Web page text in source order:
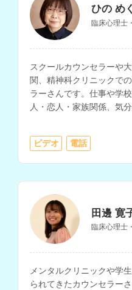
ひの め
臨床心理士
スクールカウンセラーや
関、精神科クリニックで
ラーさんです。仕事や学
人・恋人・家族関係、気
発達障害、性格、人生に
ビデオ 電話
田邊 寛
臨床心理士
メンタルクリニックや学
られてきたカウンセラー